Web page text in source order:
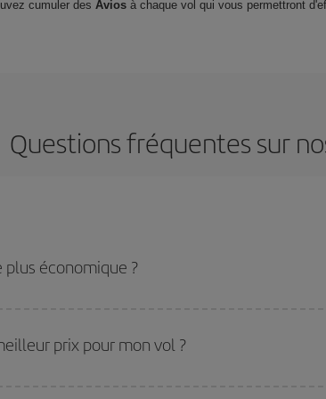
cumuler des Avios à chaque vol qui vous permettront
Questions fréquentes sur
économique ?
pas d'idée de destination précise pour votre voyage,
prix pour mon vol ?